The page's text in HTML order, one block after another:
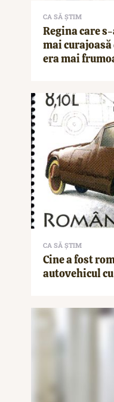
CA SĂ ȘTIM
Regina care
mai curajoasă
era mai
CA SĂ ȘTIM
Cine a fost
autovehicul